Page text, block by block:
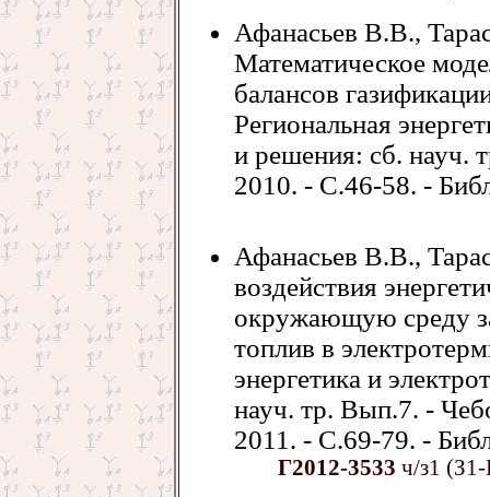
Афанасьев В.В.,
Математическое
балансов
Региональная
и решения: сб. науч.
2010. - С.46-58. -
Афанасьев В.В.,
воздействия
окружающую среду
топлив в
энергетика и
науч. тр. Вып.7. -
2011. - С.69-79. -
Г2012-3533 ч/з1